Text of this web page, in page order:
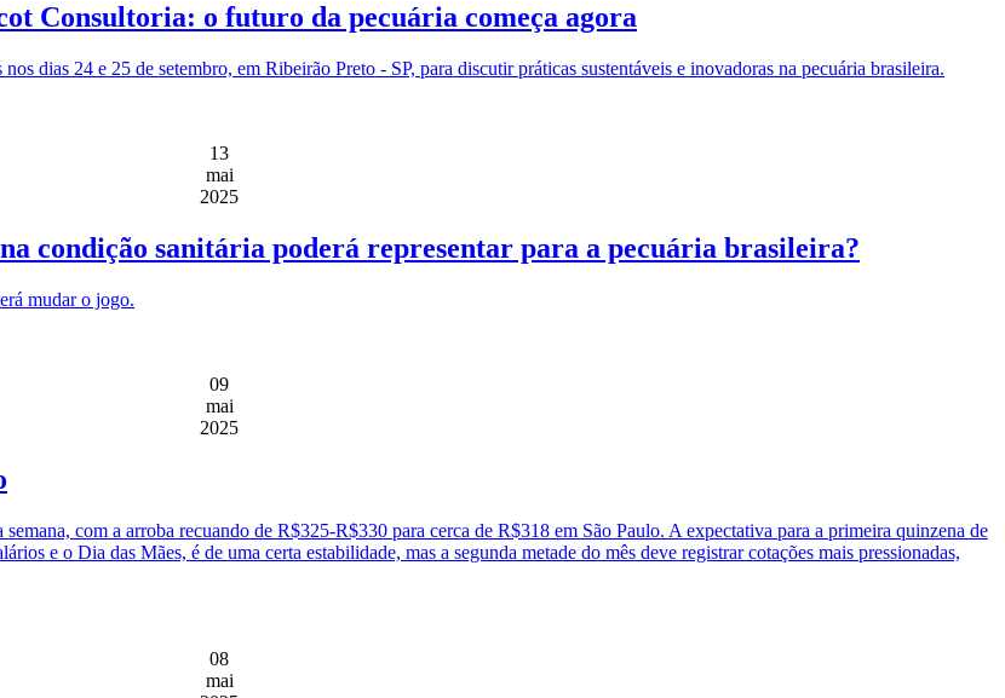
Consultoria: o futuro da pecuária começa agora
dias 24 e 25 de setembro, em Ribeirão Preto - SP, para discutir práticas sustentáveis e inovadoras na pecuária brasileira.
13
mai
2025
condição sanitária poderá representar para a pecuária brasileira?
mudar o jogo.
09
mai
2025
com a arroba recuando de R$325-R$330 para cerca de R$318 em São Paulo. A expectativa para a primeira quinzena de
e o Dia das Mães, é de uma certa estabilidade, mas a segunda metade do mês deve registrar cotações mais pressionadas,
08
mai